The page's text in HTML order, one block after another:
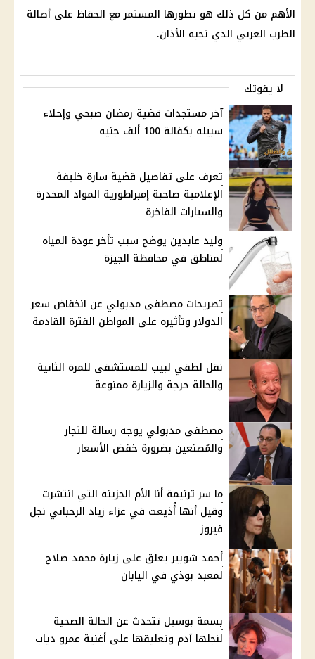
الأهم من كل ذلك هو تطورها المستمر مع الحفاظ على أصالة
الطرب العربي الذي تحبه الأذان.
لا يفوتك
آخر مستجدات قضية رمضان صبحي وإخلاء
سبيله بكفالة 100 ألف جنيه
تعرف على تفاصيل قضية سارة خليفة
الإعلامية صاحبة إمبراطورية المواد المخدرة
والسيارات الفاخرة
وليد عابدين يوضح سبب تأخر عودة المياه
لمناطق في محافظة الجيزة
تصريحات مصطفى مدبولي عن انخفاض سعر
الدولار وتأثيره على المواطن الفترة القادمة
نقل لطفي لبيب للمستشفى للمرة الثانية
والحالة حرجة والزيارة ممنوعة
مصطفى مدبولي يوجه رسالة للتجار
والمُصنعين بضرورة خفض الأسعار
ما سر ترنيمة أنا الأم الحزينة التي انتشرت
وقيل أنها أُذيعت في عزاء زياد الرحباني نجل
فيروز
أحمد شوبير يعلق على زيارة محمد صلاح
لمعبد بوذي في اليابان
بسمة بوسيل تتحدث عن الحالة الصحية
لنجلها آدم وتعليقها على أغنية عمرو دياب